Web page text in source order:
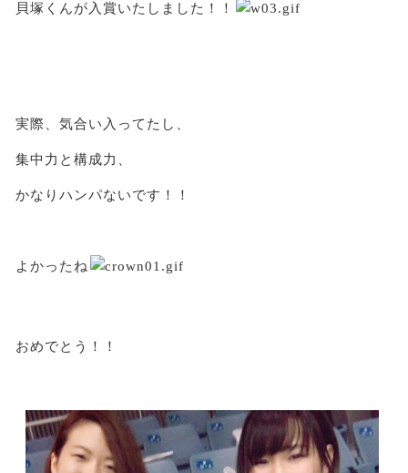
貝塚くんが入賞いたしました！！
実際、気合い入ってたし、
集中力と構成力、
かなりハンパないです！！
よかったね
おめでとう！！